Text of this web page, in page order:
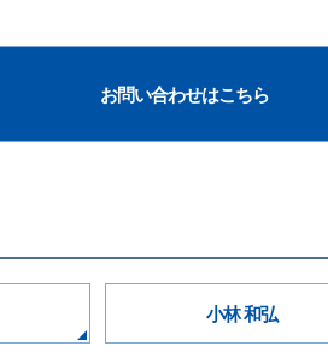
お問い合わせはこちら
小林 和弘